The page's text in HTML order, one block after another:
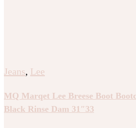
Jeans, Lee
MQ Marqet Lee Breese Boot
Black Rinse Dam 31″33